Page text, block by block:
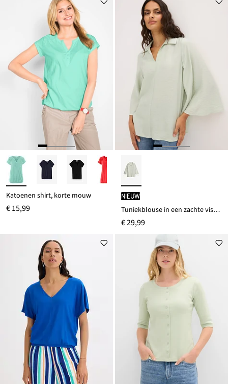
Katoenen shirt, korte mouw
€ 15,99
Nieuw
Tuniekblouse in een zachte viscosemix
€ 29,99